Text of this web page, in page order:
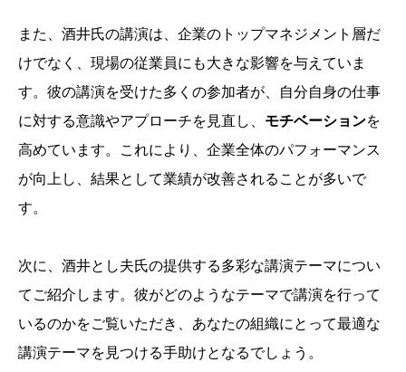
また、酒井氏の講演は、企業のトップマネジメント層だ
けでなく、現場の従業員にも大きな影響を与えていま
す。彼の講演を受けた多くの参加者が、自分自身の仕事
に対する意識やアプローチを見直し、 モチベーションを
高めています。これにより、企業全体のパフォーマンス
が向上し、結果として業績が改善されることが多いで
す。
次に、酒井とし夫氏の提供する多彩な講演テーマについ
てご紹介します。彼がどのようなテーマで講演を行って
いるのかをご覧いただき、あなたの組織にとって最適な
講演テーマを見つける手助けとなるでしょう。